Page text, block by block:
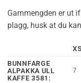
Garnmengden er ut
plagg, husk at du
XS
BUNNFARGE
ALPAKKA ULL
KAFFE 3581:
7